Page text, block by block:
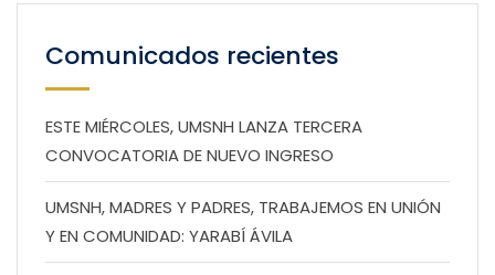
Comunicados recientes
ESTE MIÉRCOLES, UMSNH LANZA TERCERA
CONVOCATORIA DE NUEVO INGRESO
UMSNH, MADRES Y PADRES, TRABAJEMOS EN UNIÓN
Y EN COMUNIDAD: YARABÍ ÁVILA